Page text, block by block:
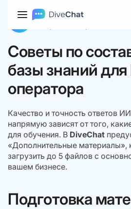
Команда DiveChat
Советы по
базы знаний
оператора
Качество и точность ответов
напрямую зависят от того,
для обучения. В DiveChat
«Дополнительные материалы»,
загрузить до 5 файлов с
вашем бизнесе.
Подготовка